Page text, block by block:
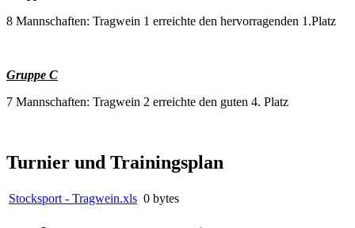
8 Mannschaften: Tragwein 1 erreichte den hervorragenden 1.Platz
Gruppe C
7 Mannschaften: Tragwein 2 erreichte den guten 4. Platz
Turnier und Trainingsplan
Stocksport - Tragwein.xls 0 bytes